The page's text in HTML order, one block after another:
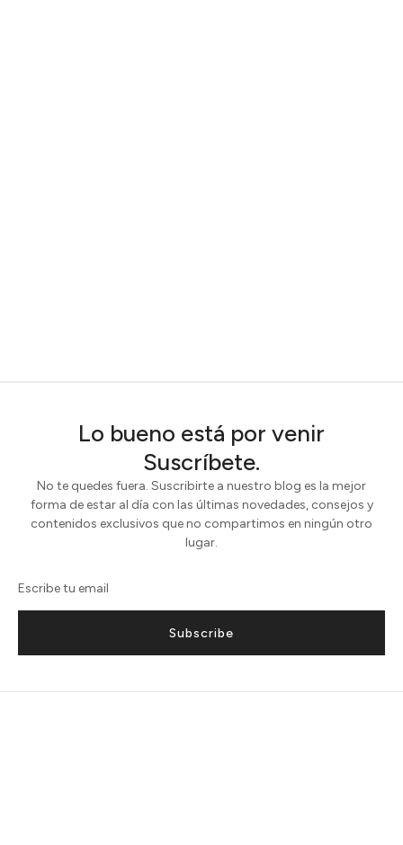
Lo bueno está por venir
Suscríbete.
No te quedes fuera. Suscribirte a nuestro blog es la mejor
forma de estar al día con las últimas novedades, consejos y
contenidos exclusivos que no compartimos en ningún otro
lugar.
Subscribe